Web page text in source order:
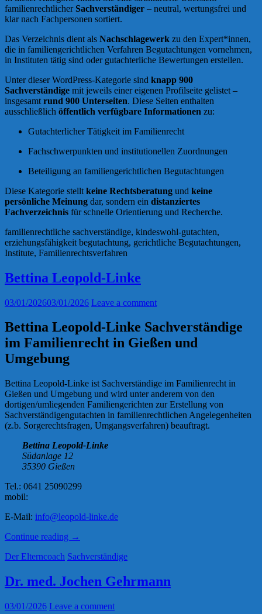
familienrechtlicherSachverständiger – neutral, wertungsfrei und
klar nach Fachpersonen sortiert.
Das Verzeichnis dient als Nachschlagewerk zu den Expert*innen,
die in familiengerichtlichen Verfahren Begutachtungen vornehmen,
in Instituten tätig sind oder gutachterliche Bewertungen erstellen.
Unter dieserWordPress-Kategorie sind knapp 900
Sachverständige mit jeweils einer eigenen Profilseite gelistet –
insgesamt rund 900 Unterseiten. Diese Seiten enthalten
ausschließlich öffentlich verfügbare Informationen zu:
Gutachterlicher Tätigkeit im Familienrecht
Fachschwerpunkten und institutionellen Zuordnungen
Beteiligung an familiengerichtlichen Begutachtungen
Diese Kategorie stellt keine Rechtsberatung und keine
persönliche Meinung dar, sondern ein distanziertes
Fachverzeichnis für schnelle Orientierung und Recherche.
familienrechtliche sachverständige, kindeswohl‑gutachten,
erziehungsfähigkeit begutachtung, gerichtliche Begutachtungen,
Institute, Familienrechtsverfahren
Bettina Leopold-Linke
03/01/202603/01/2026 Leave a comment
Bettina Leopold-Linke Sachverständige
im Familienrecht in Gießen und
Umgebung
Bettina Leopold-Linke ist Sachverständige im Familienrecht in
Gießen und Umgebung und wird unter anderem von den
dortigen/umliegenden Familiengerichten zur Erstellung von
Sachverständigengutachten in familienrechtlichen Angelegenheiten
(z.b. Sorgerechtsfragen, Umgangsverfahren) beauftragt.
Bettina Leopold-Linke
Südanlage 12
35390 Gießen
Tel.: 0641 25090299
mobil:
E-Mail: info@leopold-linke.de
Continue reading „Bettina
Linke“
→
Der Elterncoach Sachverständige
Dr. med. Jochen Gehrmann
03/01/2026 Leave a comment